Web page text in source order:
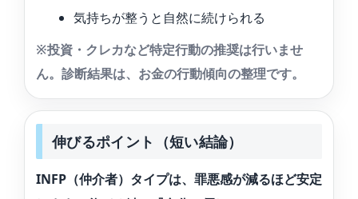
気持ちが整うと自然に続けられる
※投資・クレカなど特定行動の推奨は行いませ
ん。診断結果は、お金の行動傾向の整理です。
伸びるポイント（短い結論）
INFP（仲介者）タイプは、罪悪感が減るほど安定